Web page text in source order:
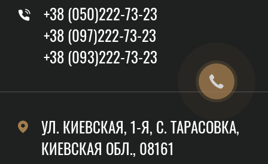
+38 (050)222-73-23
+38 (097)222-73-23
+38 (093)222-73-23
УЛ. КИЕВСКАЯ, 1-Я, C. ТАРАСОВКА,
КИЕВСКАЯ ОБЛ., 08161